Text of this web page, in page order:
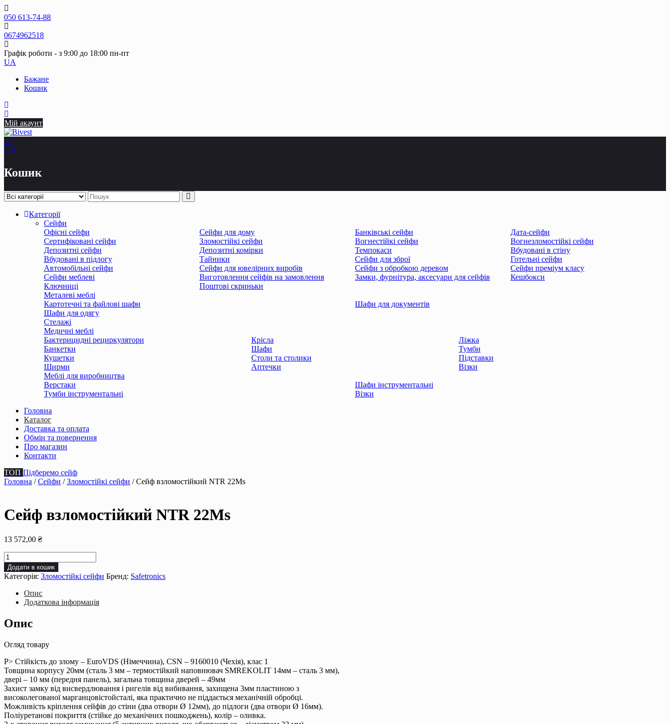
Skip
to
content
050 613-74-88
0674962518
Графік роботи - з 9:00 до 18:00 пн-пт
UA
Бажане
Кошик
Мій акаунт
0
0
Кошик
Категорії
Сейфи
Офісні сейфи
Сейфи для дому Банківські сейфи
Дата-сейфи
Сертифіковані сейфи
Зломостійкі сейфи Вогнестійкі сейфи
Вогнезломостійкі сейфи
Депозитні сейфи
Депозитні комірки Темпокаси
Вбудовані в стіну
Вбудовані в підлогу
Тайники Сейфи для зброї
Готельні сейфи
Автомобільні сейфи
Сейфи для ювелірних виробів Сейфи з обробкою деревом
Сейфи преміум класу
Сейфи меблеві
Виготовлення сейфів на замовлення Замки, фурнітура, аксесуари для сейфів
Кешбокси
Ключниці
Поштові скриньки
Металеві меблі
Картотечні та файлові шафи
Шафи для документів
Шафи для одягу
Стелажі
Медичні меблі
Бактерицидні рециркулятори
Крісла
Ліжка
Банкетки
Шафи
Тумби
Кушетки
Столи та столики
Підставки
Ширми
Аптечки
Візки
Меблі для виробництва
Верстаки
Шафи інструментальні
Тумби інструментальні
Візки
Головна
Каталог
Доставка та оплата
Обмін та повернення
Про магазин
Контакти
ТОП Підберемо сейф
Головна /Сейфи /Зломостійкі сейфи / Сейф взломостійкий NTR 22Ms
Сейф взломостійкий NTR 22Ms
13 572,00 ₴
Сейф
взломостійкий
NTR
кількість
Додати в кошик
Категорія: Зломостійкі сейфи Бренд: Safetronics
Опис
Додаткова інформація
Опис
Огляд товару
P> Стійкість до злому – EuroVDS (Німеччина), CSN – 9160010 (Чехія), клас 1
Товщина корпусу 20мм (сталь 3 мм – термостійкий наповнювач SMREKOLIT 14мм – сталь 3 мм),
двері – 10 мм (передня панель), загальна товщина дверей – 49мм
Захист замку від висвердлювання і ригелів від вибивання, захищена 3мм пластиною з
високолегованої марганцовістойсталі, яка практично не піддається механічній обробці.
Можливість кріплення сейфів до стіни (два отвори Ø 12мм), до підлоги (два отвори Ø 16мм).
Поліуретанові покриття (стійке до механічних пошкоджень), колір – оливка.